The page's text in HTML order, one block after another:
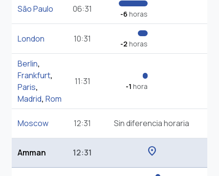
São Paulo 06:31 -6 horas
London 10:31 -2 horas
Berlin,
Frankfurt,
Paris,
Madrid, Rom
11:31 -1 hora
Moscow 12:31 Sin diferencia horaria
Amman 12:31 location_on